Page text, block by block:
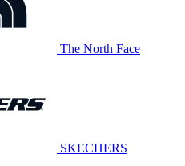
The North Face
SKECHERS